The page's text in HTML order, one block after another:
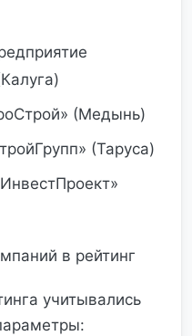
(Медынь)
(Таруса)
в рейтинг
учитывались